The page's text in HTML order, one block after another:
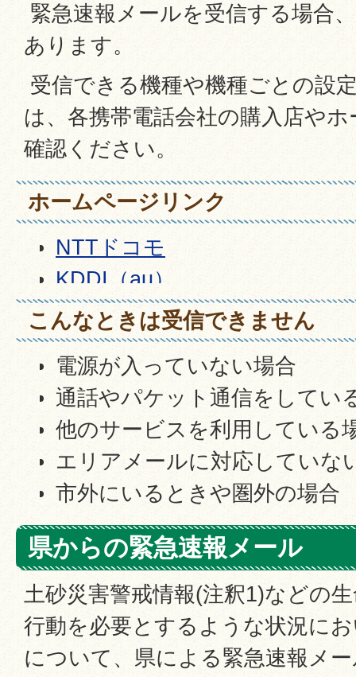
緊急速報メールを受信する場合、
あります。
受信できる機種や機種ごとの設
は、各携帯電話会社の購入店や
確認ください。
ホームページリンク
NTTドコモ
KDDI（au）
ソフトバンク
こんなときは受信できません
電源が入っていない場合
通話やパケット通信をしてい
他のサービスを利用している
エリアメールに対応していな
市外にいるときや圏外の場合
県からの緊急速報メール
土砂災害警戒情報(注釈1)などの
行動を必要とするような状況に
について、県による緊急速報メ